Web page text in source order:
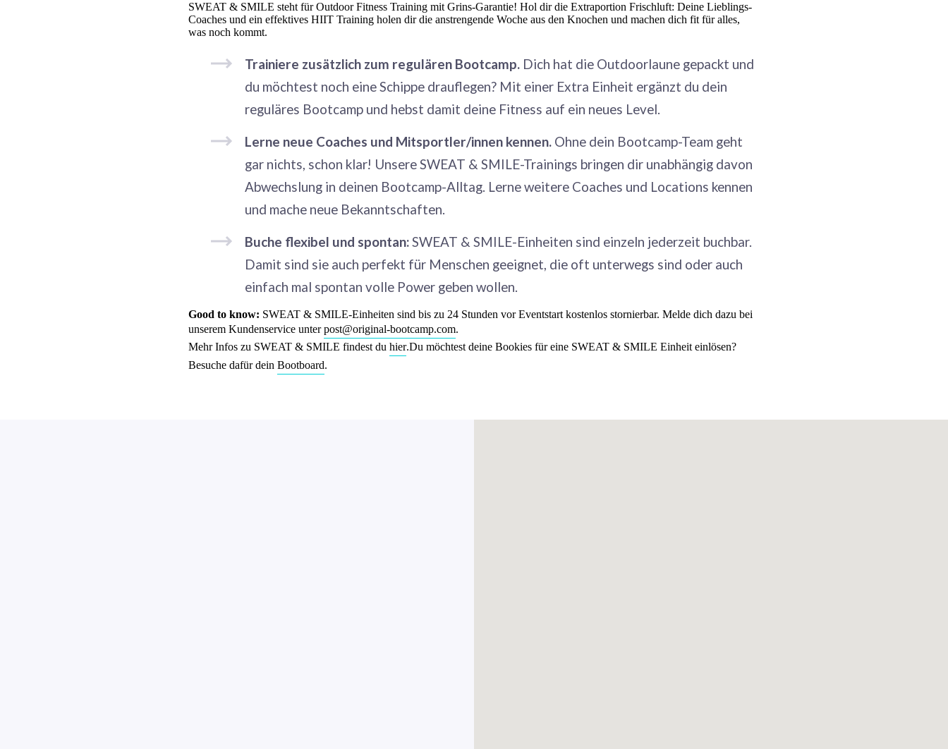
SWEAT & SMILE steht für Outdoor Fitness Training mit Grins-Garantie! Hol dir die Extraportion Frischluft: Deine Lieblings-
Coaches und ein effektives HIIT Training holen dir die anstrengende Woche aus den Knochen und machen dich fit für alles,
was noch kommt.
Trainiere zusätzlich zum regulären Bootcamp. Dich hat die Outdoorlaune gepackt und
du möchtest noch eine Schippe drauflegen? Mit einer Extra Einheit ergänzt du dein
reguläres Bootcamp und hebst damit deine Fitness auf ein neues Level.
Lerne neue Coaches und Mitsportler/innen kennen. Ohne dein Bootcamp-Team geht
gar nichts, schon klar! Unsere SWEAT & SMILE-Trainings bringen dir unabhängig davon
Abwechslung in deinen Bootcamp-Alltag. Lerne weitere Coaches und Locations kennen
und mache neue Bekanntschaften.
Buche flexibel und spontan:SWEAT & SMILE-Einheiten sind einzeln jederzeit buchbar.
Damit sind sie auch perfekt für Menschen geeignet, die oft unterwegs sind oder auch
einfach mal spontan volle Power geben wollen.
Good to know: SWEAT & SMILE-Einheiten sind bis zu 24 Stunden vor Eventstart kostenlos stornierbar. Melde dich dazu bei
unserem Kundenservice unterpost@original-bootcamp.com.
Mehr Infos zu SWEAT & SMILE findest du hier.Du möchtest deine Bookies für eine SWEAT & SMILE Einheit einlösen?
Besuche dafür dein Bootboard.